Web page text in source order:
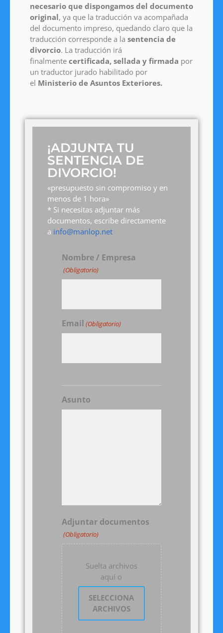
necesario que dispongamos del documento
original, ya que la traducción va acompañada
del documento impreso, quedando claro que la
traducción corresponde a la sentencia de
divorcio. La traducción irá
finalmente certificada, sellada y firmada por
un traductor jurado habilitado por
el Ministerio de Asuntos Exteriores.
¡ADJUNTA TU
SENTENCIA DE
DIVORCIO!
«presupuesto sin compromiso y en
menos de 1 hora»
* Si necesitas adjuntar más
documentos, escribe directamente
a info@manlop.net
Nombre / Empresa
(Obligatorio)
Email (Obligatorio)
Asunto
Adjuntar documentos
(Obligatorio)
Suelta archivos
aquí o
SELECCIONA
ARCHIVOS